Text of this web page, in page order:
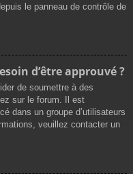
le panneau de contrôle de
d’être approuvé ?
de soumettre à des
sur le forum. Il est
dans un groupe d’utilisateurs
veuillez contacter un